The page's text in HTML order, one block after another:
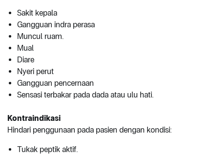
Sakit kepala
Gangguan indra perasa
Muncul ruam.
Mual
Diare
Nyeri perut
Gangguan pencernaan
Sensasi terbakar pada dada atau ulu hati.
Kontraindikasi
Hindari penggunaan pada pasien dengan kondisi:
Tukak peptik aktif.